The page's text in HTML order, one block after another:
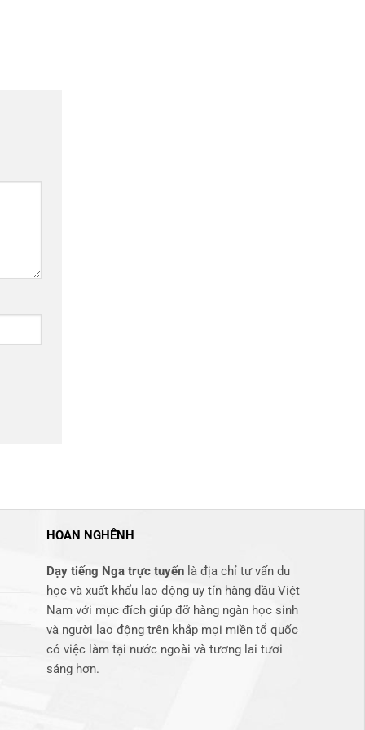
HOAN NGHÊNH
Dạy tiếng Nga trực tuyến là địa chỉ tư vấn du
học và xuất khẩu lao động uy tín hàng đầu Việt
Nam với mục đích giúp đỡ hàng ngàn học sinh
và người lao động trên khắp mọi miền tổ quốc
có việc làm tại nước ngoài và tương lai tươi
sáng hơn​.